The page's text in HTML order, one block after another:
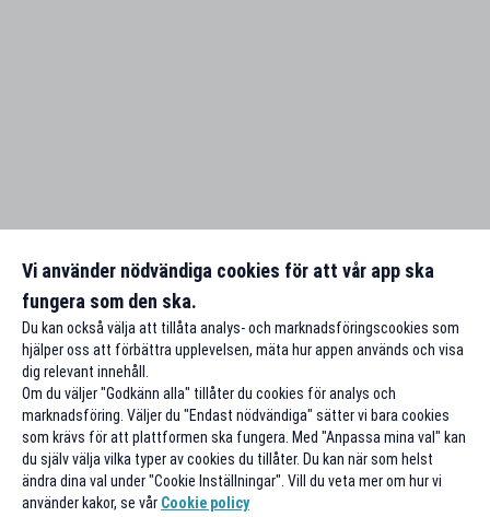
Vi använder nödvändiga cookies för att vår app ska
fungera som den ska.
Du kan också välja att tillåta analys- och marknadsföringscookies som
hjälper oss att förbättra upplevelsen, mäta hur appen används och visa
dig relevant innehåll.
Om du väljer "Godkänn alla" tillåter du cookies för analys och
marknadsföring. Väljer du "Endast nödvändiga" sätter vi bara cookies
som krävs för att plattformen ska fungera. Med "Anpassa mina val" kan
du själv välja vilka typer av cookies du tillåter. Du kan när som helst
ändra dina val under "Cookie Inställningar". Vill du veta mer om hur vi
använder kakor, se vår Cookie policy